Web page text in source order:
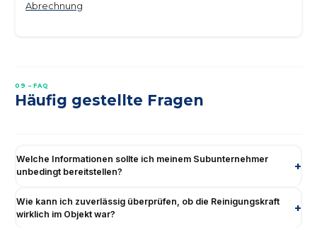
Abrechnung
09 – FAQ
Häufig gestellte Fragen
Welche Informationen sollte ich meinem Subunternehmer
unbedingt bereitstellen?
Wie kann ich zuverlässig überprüfen, ob die Reinigungskraft
wirklich im Objekt war?